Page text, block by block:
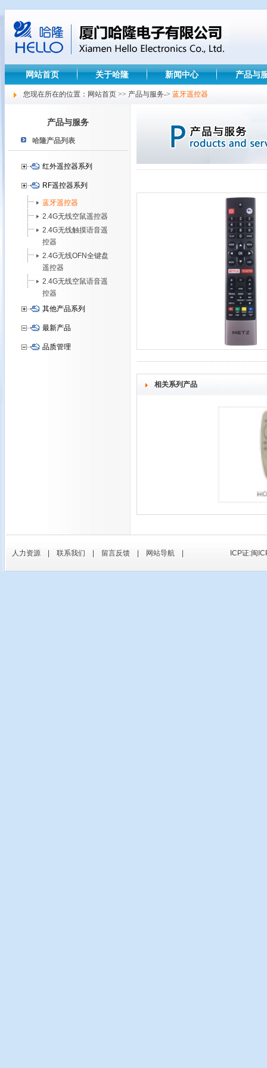
网站首页 关于哈隆 新闻中心 产品与
您现在所在的位置：网站首页 >> 产品与服务-> 蓝牙遥控器
产品与服务
哈隆产品列表
红外遥控器系列
RF遥控器系列
蓝牙遥控器
2.4G无线空鼠遥控器
2.4G无线触摸语音遥
控器
2.4G无线OFN全键盘
遥控器
2.4G无线空鼠语音遥
控器
其他产品系列
最新产品
品质管理
相关系列产品
人力资源 联系我们 留言反馈 网站导航 ICP证:闽